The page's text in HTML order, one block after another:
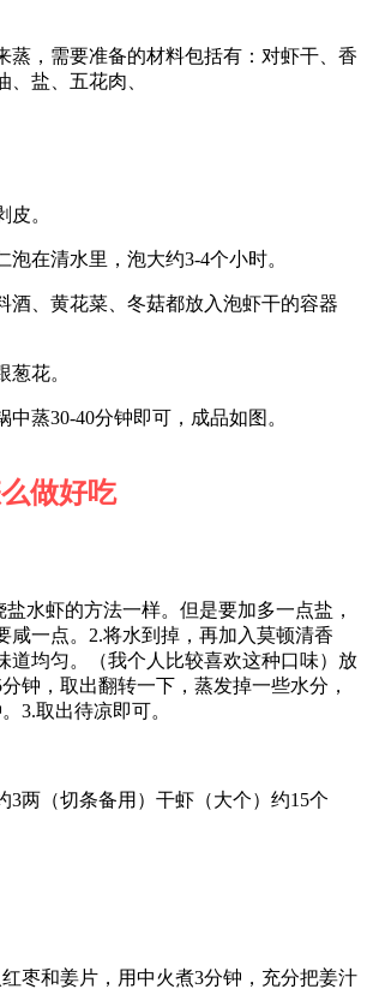
蒸，需要准备的材料包括有：对虾干、香
、盐、五花肉、
皮。
泡在清水里，泡大约3-4个小时。
酒、黄花菜、冬菇都放入泡虾干的容器
葱花。
中蒸30-40分钟即可，成品如图。
做好吃
水虾的方法一样。但是要加多一点盐，
咸一点。2.将水到掉，再加入莫顿清香
道均匀。（我个人比较喜欢这种口味）放
钟，取出翻转一下，蒸发掉一些水分，
3.取出待凉即可。
3两（切条备用）干虾（大个）约15个
枣和姜片，用中火煮3分钟，充分把姜汁